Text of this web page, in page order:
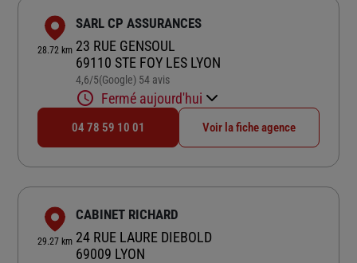
28.72 km
SARL CP ASSURANCES
23 RUE GENSOUL
69110 STE FOY LES LYON
4,6/5Note de 4.6 sur 5
(Google) 54 avis
Fermé aujourd'hui
04 78 59 10 01 Voir la fiche agence
29.27 km
CABINET RICHARD
24 RUE LAURE DIEBOLD
69009 LYON